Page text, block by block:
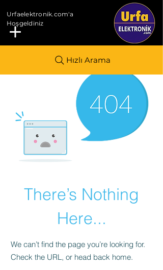
Urfaelektronik.com'a
Hoşgeldiniz
Hızlı Arama
There’s Nothing
Here...
We can’t find the page you’re looking for.
Check the URL, or head back home.